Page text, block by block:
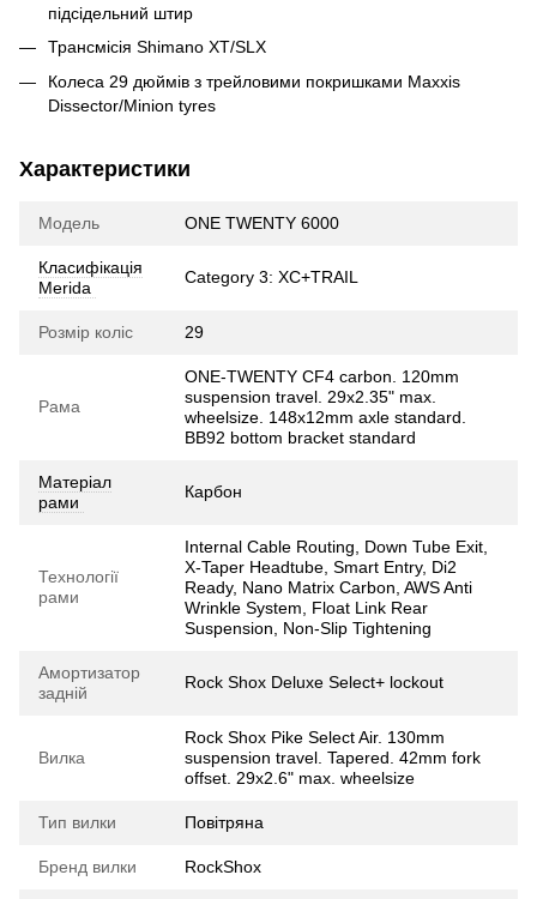
підсідельний штир
Трансмісія Shimano XT/SLX
Колеса 29 дюймів з трейловими покришками Maxxis
Dissector/Minion tyres
Характеристики
Модель ONE TWENTY 6000
Класифікація
Merida
Category 3: XC+TRAIL
Розмір коліс 29
Рама
ONE-TWENTY CF4 carbon. 120mm
suspension travel. 29x2.35" max.
wheelsize. 148x12mm axle standard.
BB92 bottom bracket standard
Матеріал
рами
Карбон
Технології
рами
Internal Cable Routing, Down Tube Exit,
X-Taper Headtube, Smart Entry, Di2
Ready, Nano Matrix Carbon, AWS Anti
Wrinkle System, Float Link Rear
Suspension, Non-Slip Tightening
Амортизатор
задній
Rock Shox Deluxe Select+ lockout
Вилка
Rock Shox Pike Select Air. 130mm
suspension travel. Tapered. 42mm fork
offset. 29x2.6" max. wheelsize
Тип вилки Повітряна
Бренд вилки RockShox